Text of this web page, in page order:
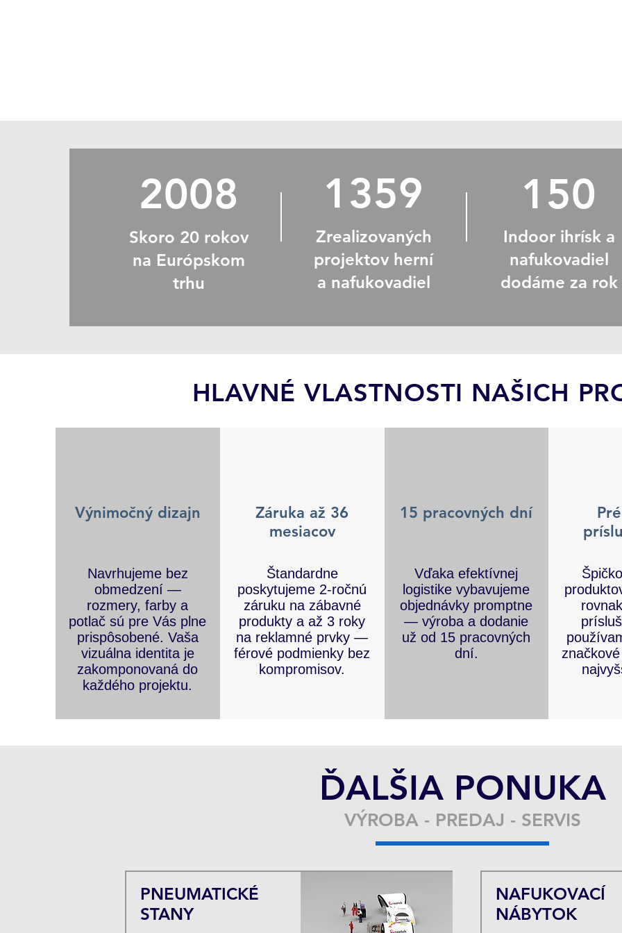
2008
Skoro 20 rokov
na Európskom
trhu
1359
Zrealizovaných
projektov herní
a nafukovadiel
150
Indoor ihrísk a
nafukovadiel
dodáme za rok
HLAVNÉ VLASTNOSTI NAŠICH
Výnimočný dizajn
Navrhujeme bez
obmedzení —
rozmery, farby a
potlač sú pre Vás plne
prispôsobené. Vaša
vizuálna identita je
zakomponovaná do
každého projektu.
Záruka až 36
mesiacov
Štandardne
poskytujeme 2-ročnú
záruku na zábavné
produkty a až 3 roky
na reklamné prvky —
férové podmienky bez
kompromisov.
15 pracovných dní
Vďaka efektívnej
logistike vybavujeme
objednávky promptne
— výroba a dodanie
už od 15 pracovných
dní.
ĎALŠIA PONUKA
VÝROBA - PREDAJ - SERVIS
PNEUMATICKÉ
STANY
NAFUKOVACÍ
NÁBYTOK